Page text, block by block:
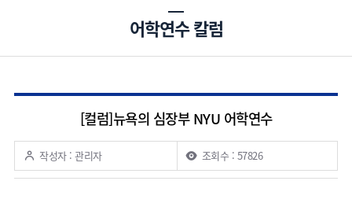
어학연수 칼럼
[컬럼]뉴욕의 심장부 NYU 어학연수
작성자 : 관리자 조회수 : 57826